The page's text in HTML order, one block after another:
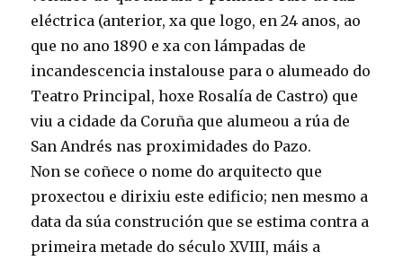
eléctrica (anterior, xa que logo, en 24 anos, ao
que no ano 1890 e xa con lámpadas de
incandescencia instalouse para o alumeado do
Teatro Principal, hoxe Rosalía de Castro) que
viu a cidade da Coruña que alumeou a rúa de
San Andrés nas proximidades do Pazo.
Non se coñece o nome do arquitecto que
proxectou e dirixiu este edificio; nen mesmo a
data da súa construción que se estima contra a
primeira metade do século XVIII, máis a